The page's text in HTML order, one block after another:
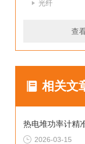
光纤
查
相关文
2026-03-15